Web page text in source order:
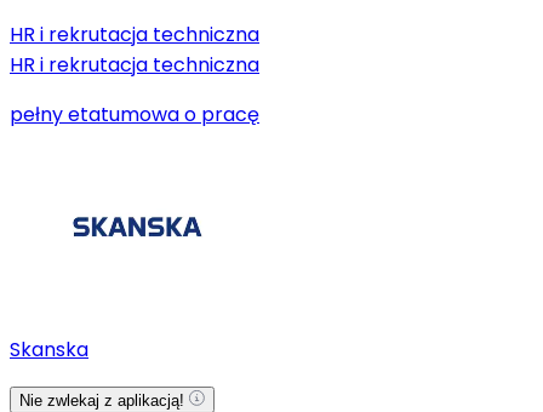
HR i rekrutacja techniczna
HR i rekrutacja techniczna
pełny etatumowa o pracę
Skanska
Nie zwlekaj z aplikacją!